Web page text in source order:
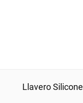
Llavero Silicone